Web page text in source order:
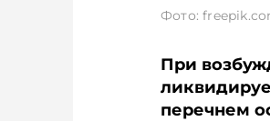
Фото:
При
перечнем